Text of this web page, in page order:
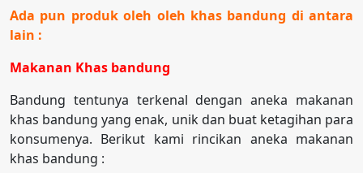
Ada pun produk oleh oleh khas bandung di antara
lain :
Makanan Khas bandung
Bandung tentunya terkenal dengan aneka makanan
khas bandung yang enak, unik dan buat ketagihan para
konsumenya. Berikut kami rincikan aneka makanan
khas bandung :